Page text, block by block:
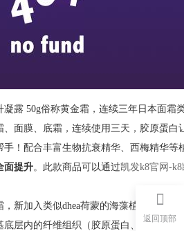
露 50g俗称黄金霜，连续三年日本面霜
面膜、底霜，连续使用三天，胶原蛋白
！配合丰富生物抗衰精华、西梅精华等
面提升。此款商品可以通过凯发k8官网-
新加入类似dhea荷蒙的海藻植物养份
层内的纤维组织（胶原蛋白、弹力蛋
返回顶部